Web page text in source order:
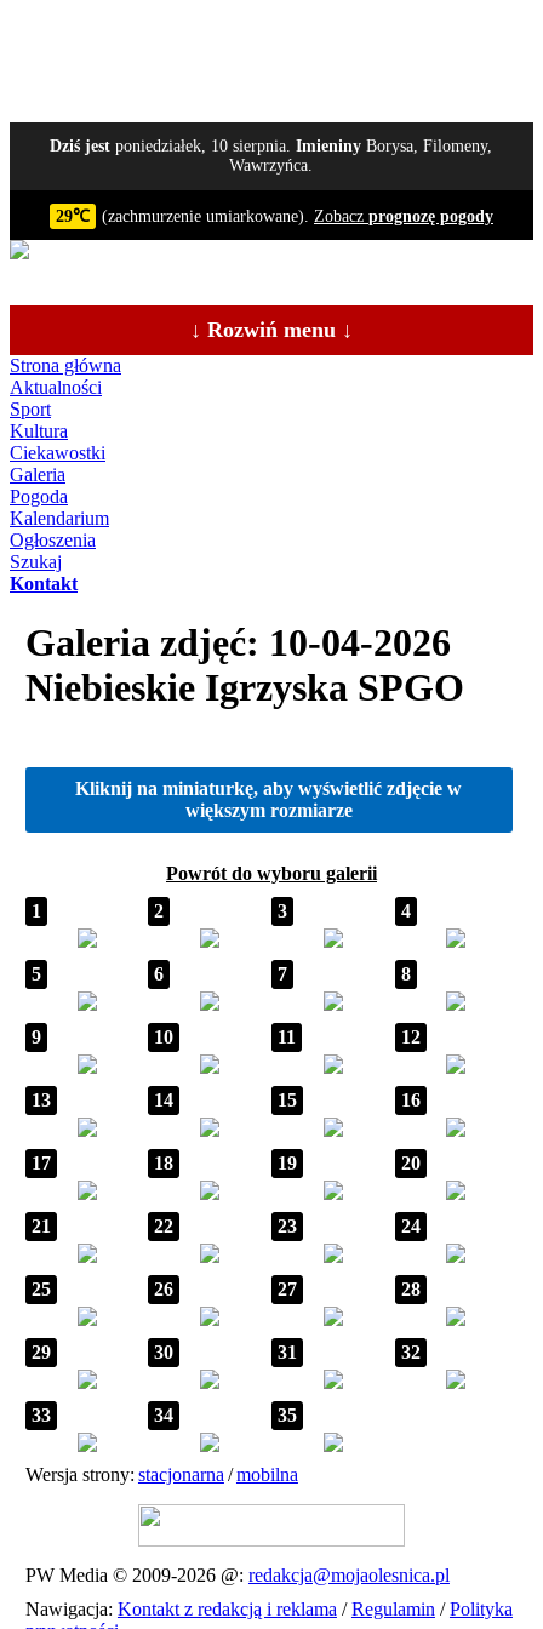
Dziś jest poniedziałek, 10 sierpnia.Imieniny Borysa, Filomeny,
Wawrzyńca.
29℃ (zachmurzenie umiarkowane). Zobacz prognozę pogody
↓ Rozwiń menu ↓
Strona główna
Aktualności
Sport
Kultura
Ciekawostki
Galeria
Pogoda
Kalendarium
Ogłoszenia
Szukaj
Kontakt
Galeria zdjęć: 10-04-2026
Niebieskie Igrzyska SPGO
Kliknij na miniaturkę, aby wyświetlić zdjęcie w
większym rozmiarze
Powrót do wyboru galerii
1
2 3 4
5 6 7 8
9 10 11 12
13 14 15 16
17 18 19 20
21 22 23 24
25 26 27 28
29 30 31 32
33 34 35
Wersja strony: stacjonarna /mobilna
PW Media © 2009-2026 @: redakcja@mojaolesnica.pl
Nawigacja: Kontakt z redakcją i reklama /Regulamin /Polityka